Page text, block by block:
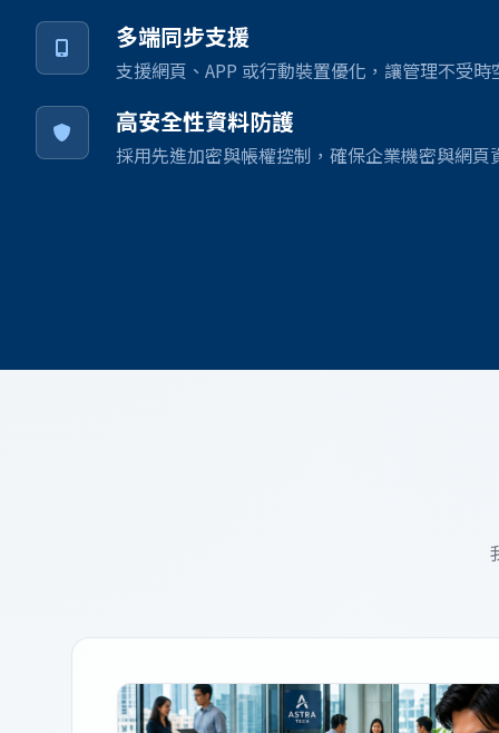
多端同步支援
支援網頁、APP 或行動裝置優化，讓管理不受時
高安全性資料防護
採用先進加密與帳權控制，確保企業機密與網頁